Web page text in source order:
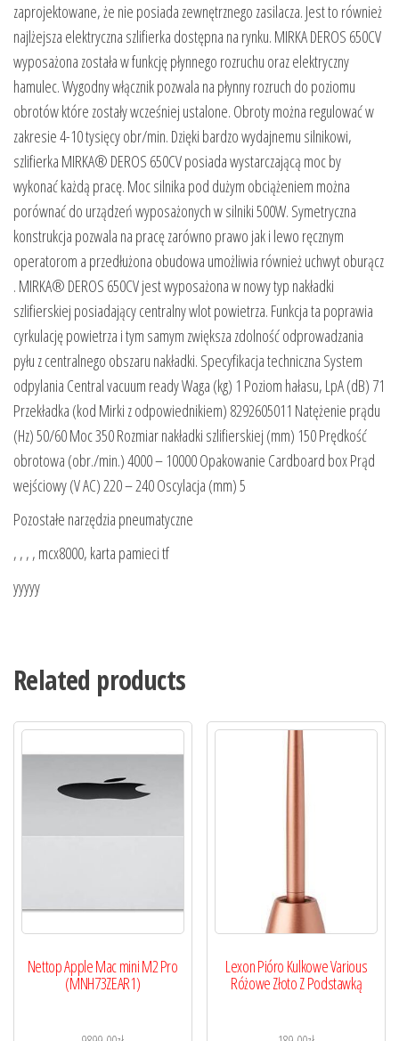
zaprojektowane, że nie posiada zewnętrznego zasilacza. Jest to również
najlżejsza elektryczna szlifierka dostępna na rynku. MIRKA DEROS 650CV
wyposażona została w funkcję płynnego rozruchu oraz elektryczny
hamulec. Wygodny włącznik pozwala na płynny rozruch do poziomu
obrotów które zostały wcześniej ustalone. Obroty można regulować w
zakresie 4-10 tysięcy obr/min. Dzięki bardzo wydajnemu silnikowi,
szlifierka MIRKA® DEROS 650CV posiada wystarczającą moc by
wykonać każdą pracę. Moc silnika pod dużym obciążeniem można
porównać do urządzeń wyposażonych w silniki 500W. Symetryczna
konstrukcja pozwala na pracę zarówno prawo jak i lewo ręcznym
operatorom a przedłużona obudowa umożliwia również uchwyt oburącz
. MIRKA® DEROS 650CV jest wyposażona w nowy typ nakładki
szlifierskiej posiadający centralny wlot powietrza. Funkcja ta poprawia
cyrkulację powietrza i tym samym zwiększa zdolność odprowadzania
pyłu z centralnego obszaru nakładki. Specyfikacja techniczna System
odpylania Central vacuum ready Waga (kg) 1 Poziom hałasu, LpA (dB) 71
Przekładka (kod Mirki z odpowiednikiem) 8292605011 Natężenie prądu
(Hz) 50/60 Moc 350 Rozmiar nakładki szlifierskiej (mm) 150 Prędkość
obrotowa (obr./min.) 4000 – 10000 Opakowanie Cardboard box Prąd
wejściowy (V AC) 220 – 240 Oscylacja (mm) 5
Pozostałe narzędzia pneumatyczne
, , , , mcx8000, karta pamieci tf
yyyyy
Related products
Nettop Apple Mac mini M2 Pro
(MNH73ZEAR1)
Lexon Pióro Kulkowe Various
Różowe Złoto Z Podstawką